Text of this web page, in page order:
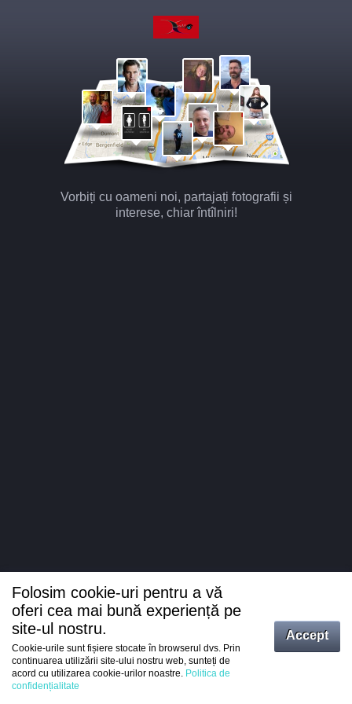
Vorbiți cu oameni noi, partajați fotografii și
interese, chiar întîlniri!
Intrați
Folosim cookie-uri pentru a vă
oferi cea mai bună experiență pe
site-ul nostru.
Cookie-urile sunt fișiere stocate în browserul dvs. Prin
continuarea utilizării site-ului nostru web, sunteți de
acord cu utilizarea cookie-urilor noastre. Politica de
confidențialitate
Accept